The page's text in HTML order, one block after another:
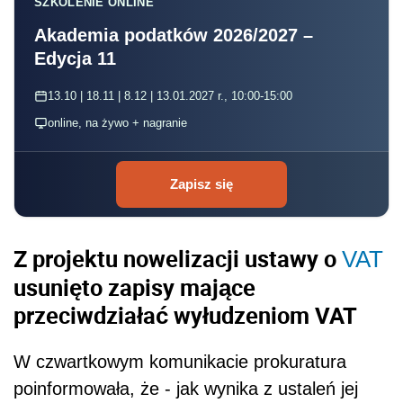
Akademia podatków 2026/2027 –
Edycja 11
13.10 | 18.11 | 8.12 | 13.01.2027 r., 10:00-15:00
online, na żywo + nagranie
Zapisz się
Z projektu nowelizacji ustawy o VAT
usunięto zapisy mające
przeciwdziałać wyłudzeniom VAT
W czwartkowym komunikacie prokuratura
poinformowała, że - jak wynika z ustaleń jej